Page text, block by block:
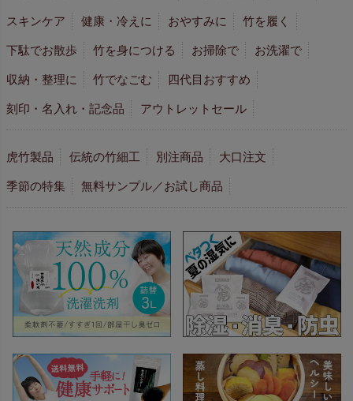
スキンケア 健康・冷えに おやすみに 竹を履く
下駄でお散歩 竹を身につける お掃除で お洗濯で
収納・整理に 竹でなごむ 四代目おすすめ
刻印・名入れ・記念品 アウトレットセール
虎竹製品 伝統の竹細工 別注商品 大口注文
季節の特集 無料サンプル／お試し商品